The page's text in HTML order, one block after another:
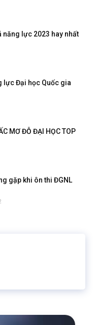
năng lực 2023 hay nhất
lực Đại học Quốc gia
MƠ ĐỖ ĐẠI HỌC TOP
gặp khi ôn thi ĐGNL